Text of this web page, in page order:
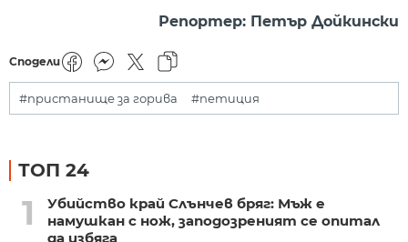
Репортер: Петър Дойкински
Сподели
#пристанище за горива #петиция
ТОП 24
1
Убийство край Слънчев бряг: Мъж е
намушкан с нож, заподозреният се опитал
да избяга